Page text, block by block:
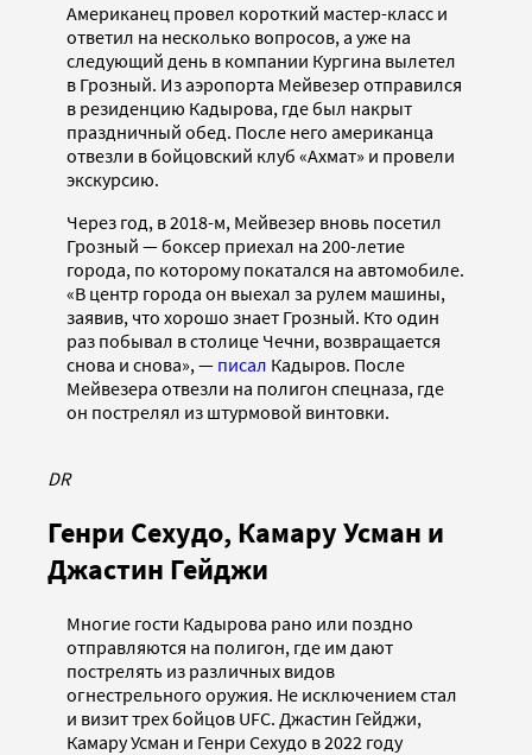
Американец провел короткий мастер-класс и
ответил на несколько вопросов, а уже на
следующий день в компании Кургина вылетел
в Грозный. Из аэропорта Мейвезер отправился
в резиденцию Кадырова, где был накрыт
праздничный обед. После него американца
отвезли в бойцовский клуб «Ахмат» и провели
экскурсию.
Через год, в 2018-м, Мейвезер вновь посетил
Грозный — боксер приехал на 200-летие
города, по которому покатался на автомобиле.
«В центр города он выехал за рулем машины,
заявив, что хорошо знает Грозный. Кто один
раз побывал в столице Чечни, возвращается
снова и снова», — писал Кадыров. После
Мейвезера отвезли на полигон спецназа, где
он пострелял из штурмовой винтовки.
DR
Генри Сехудо, Камару Усман и
Джастин Гейджи
Многие гости Кадырова рано или поздно
отправляются на полигон, где им дают
пострелять из различных видов
огнестрельного оружия. Не исключением стал
и визит трех бойцов UFC. Джастин Гейджи,
Камару Усман и Генри Сехудо в 2022 году